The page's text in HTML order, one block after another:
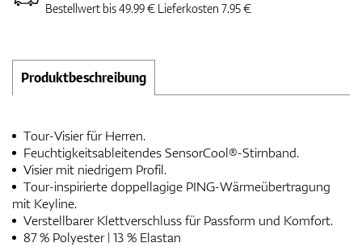
Bestellwert bis 49.99 € Lieferkosten 7.95 €
Produktbeschreibung
Tour-Visier für Herren.
Feuchtigkeitsableitendes SensorCool®-Stirnband.
Visier mit niedrigem Profil.
Tour-inspirierte doppellagige PING-Wärmeübertragung
mit Keyline.
Verstellbarer Klettverschluss für Passform und Komfort.
87 % Polyester | 13 % Elastan